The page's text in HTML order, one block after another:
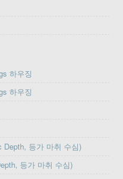
하우징
하우징
Depth, 등가 마취 수심)
등가 마취 수심)